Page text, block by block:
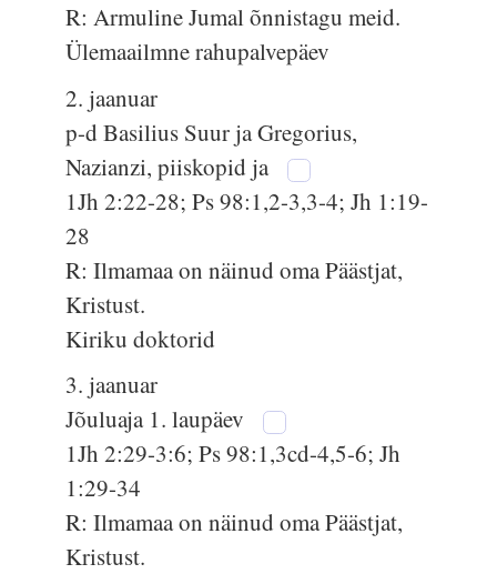
R: Armuline Jumal õnnistagu meid.
Ülemaailmne rahupalvepäev
2. jaanuar
p-d Basilius Suur ja Gregorius,
Nazianzi, piiskopid ja
1Jh 2:22-28; Ps 98:1,2-3,3-4; Jh 1:19-
28
R: Ilmamaa on näinud oma Päästjat,
Kristust.
Kiriku doktorid
3. jaanuar
Jõuluaja 1. laupäev
1Jh 2:29-3:6; Ps 98:1,3cd-4,5-6; Jh
1:29-34
R: Ilmamaa on näinud oma Päästjat,
Kristust.